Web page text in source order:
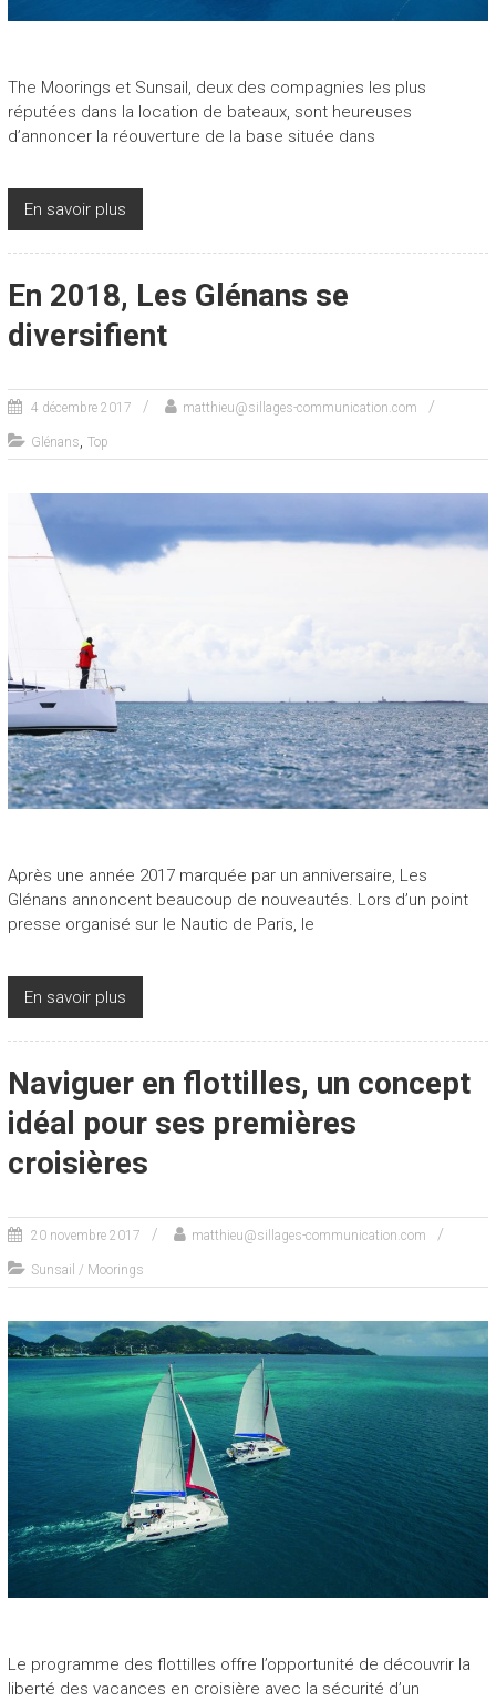
The Moorings et Sunsail, deux des compagnies les plus
réputées dans la location de bateaux, sont heureuses
d’annoncer la réouverture de la base située dans
En savoir plus
En 2018, Les Glénans se
diversifient
4 décembre 2017 matthieu@sillages-communication.com
Glénans, Top
Après une année 2017 marquée par un anniversaire, Les
Glénans annoncent beaucoup de nouveautés. Lors d’un point
presse organisé sur le Nautic de Paris, le
En savoir plus
Naviguer en flottilles, un concept
idéal pour ses premières
croisières
20 novembre 2017 matthieu@sillages-communication.com
Sunsail / Moorings
Le programme des flottilles offre l’opportunité de découvrir la
liberté des vacances en croisière avec la sécurité d’un